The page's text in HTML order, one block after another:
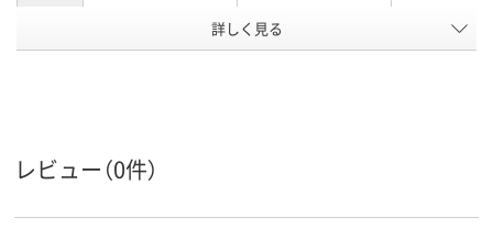
テープなし テープ付
留め具の
有無
なし
封筒裏面
詳しく見る
レビュー（0件）